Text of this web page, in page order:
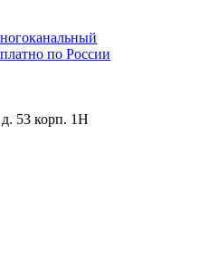
по России
53 корп. 1Н